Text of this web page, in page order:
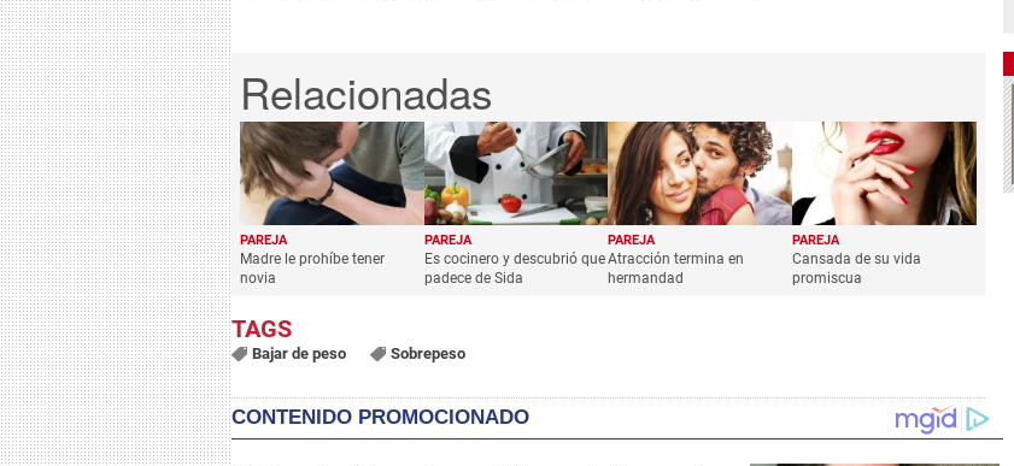
PAREJA
Madre le prohíbe tener
novia
PAREJA
Es cocinero y descubrió que
padece de Sida
PAREJA
Atracción termina en
hermandad
PAREJA
Cansada de su vida
promiscua
Bajar de peso Sobrepeso
CONTENIDO PROMOCIONADO